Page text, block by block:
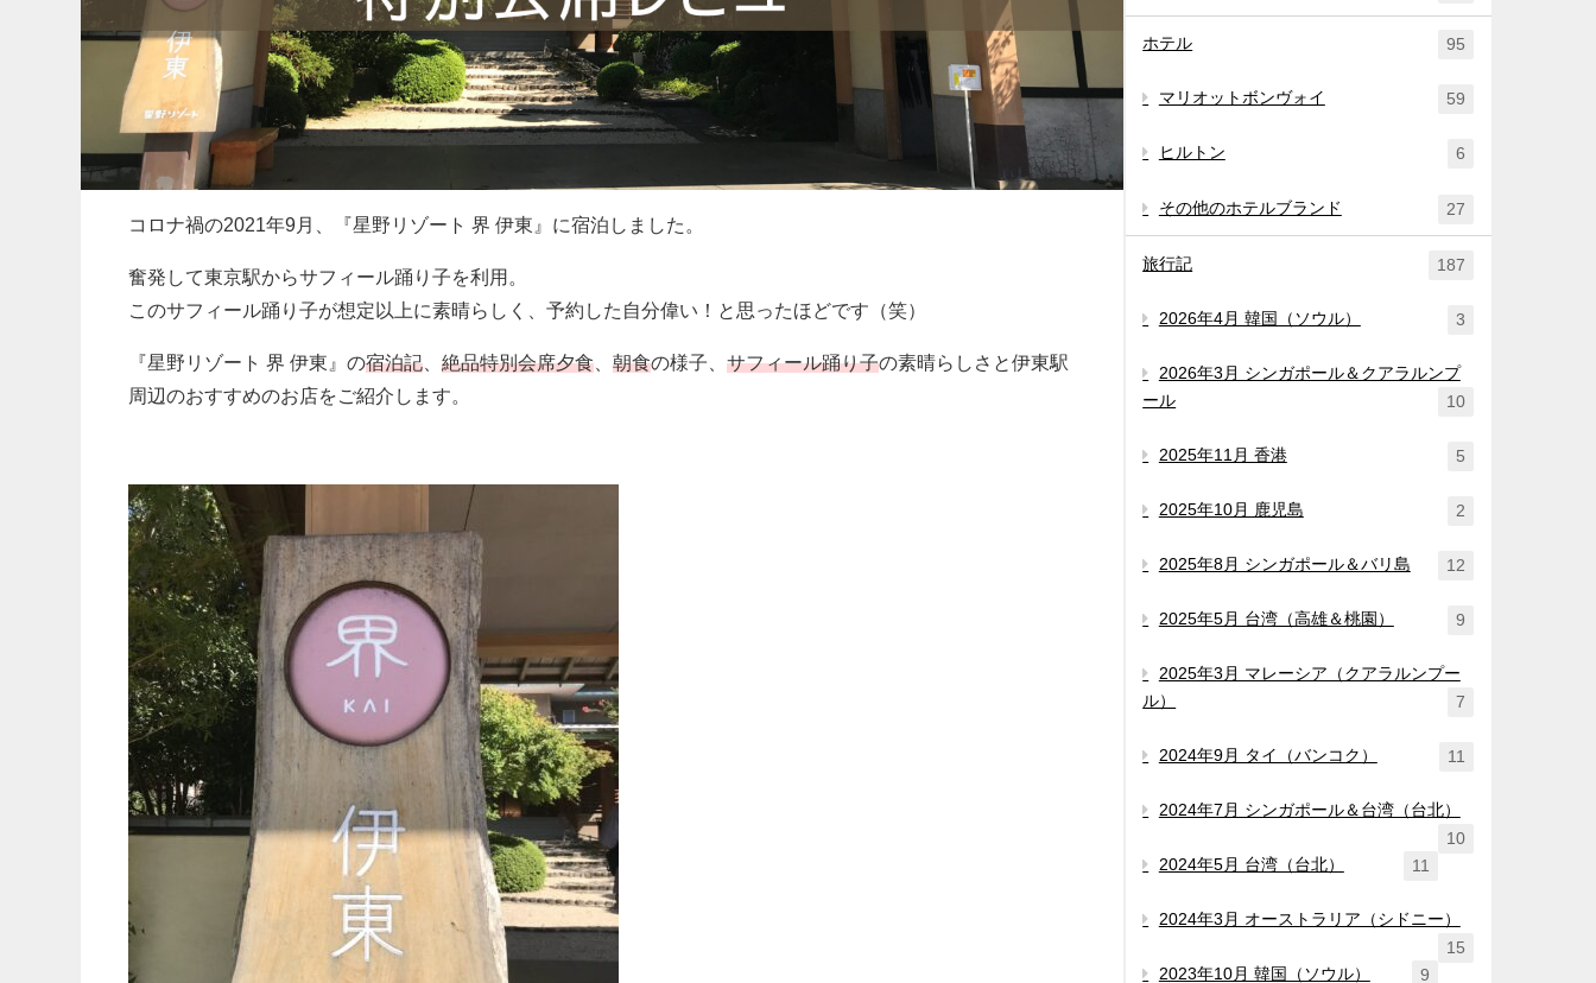
コロナ禍の2021年9月、『星野リゾート 界 伊東』に宿泊しました。
奮発して東京駅からサフィール踊り子を利用。
このサフィール踊り子が想定以上に素晴らしく、予約した自分偉い！と思ったほどです（笑）
『星野リゾート 界 伊東』の宿泊記 、絶品特別会席夕食 、朝食の様子、サフィール踊り子の素晴らしさと伊東駅
周辺のおすすめのお店をご紹介します。
ホテル 95
マリオットボンヴォイ 59
ヒルトン 6
その他のホテルブランド 27
旅行記 187
2026年4月 韓国（ソウル） 3
2026年3月 シンガポール＆クアラルンプ
ール
10
2025年11月 香港 5
2025年10月 鹿児島 2
2025年8月 シンガポール＆バリ島 12
2025年5月 台湾（高雄＆桃園） 9
2025年3月 マレーシア（クアラルンプー
ル）
7
2024年9月 タイ（バンコク） 11
2024年7月 シンガポール＆台湾（台北）
10
2024年5月 台湾（台北）
11
2024年3月 オーストラリア（シドニー）
15
2023年10月 韓国（ソウル）
9